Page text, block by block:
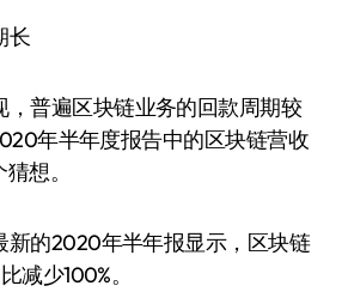
长
，普遍区块链业务的回款周期较
年半年度报告中的区块链营收
想。
新的2020年半年报显示，区块链
减少100%。